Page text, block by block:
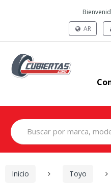
AR
Search
for:
Inicio Toyo